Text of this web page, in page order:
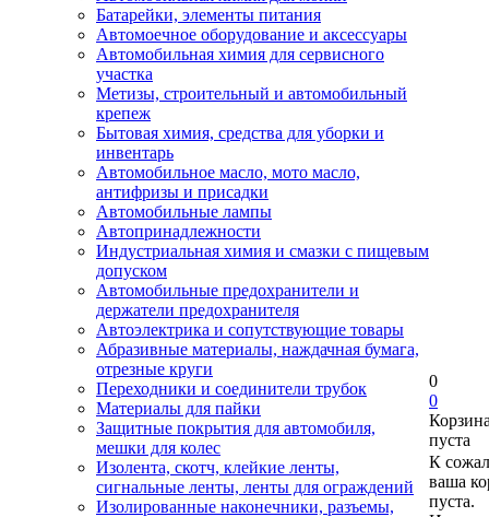
Батарейки, элементы питания
Автомоечное оборудование и аксессуары
Автомобильная химия для сервисного
участка
Метизы, строительный и автомобильный
крепеж
Бытовая химия, средства для уборки и
инвентарь
Автомобильное масло, мото масло,
антифризы и присадки
Автомобильные лампы
Автопринадлежности
Индустриальная химия и смазки с пищевым
допуском
Автомобильные предохранители и
держатели предохранителя
Автоэлектрика и сопутствующие товары
Абразивные материалы, наждачная бумага,
отрезные круги
Переходники и соединители трубок
Материалы для пайки
Защитные покрытия для автомобиля,
мешки для колес
Изолента, скотч, клейкие ленты,
сигнальные ленты, ленты для ограждений
Изолированные наконечники, разъемы,
0
0
пуста
К
ваша
пуста.